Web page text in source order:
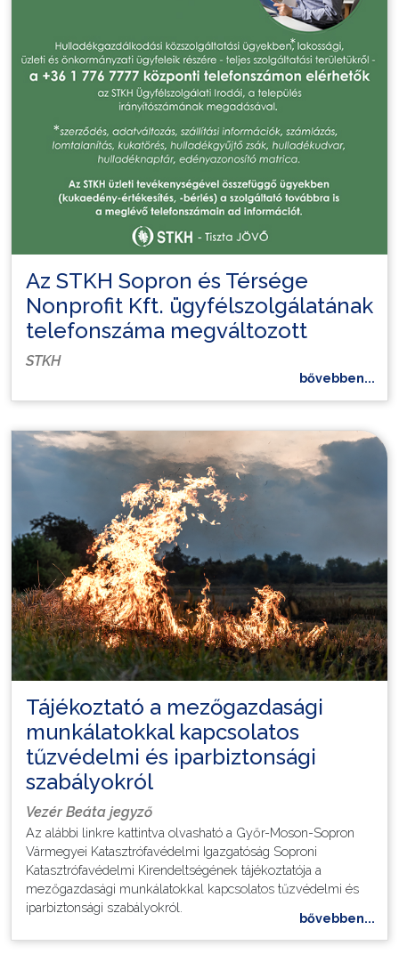
Az STKH Sopron és Térsége
Nonprofit Kft. ügyfélszolgálatának
telefonszáma megváltozott
STKH
bővebben...
Tájékoztató a mezőgazdasági
munkálatokkal kapcsolatos
tűzvédelmi és iparbiztonsági
szabályokról
Vezér Beáta jegyző
Az alábbi linkre kattintva olvasható a Győr-Moson-Sopron
Vármegyei Katasztrófavédelmi Igazgatóság Soproni
Katasztrófavédelmi Kirendeltségének tájékoztatója a
mezőgazdasági munkálatokkal kapcsolatos tűzvédelmi és
iparbiztonsági szabályokról.
Kérjük az érintetteket, hogy alaposan tanulmányozzák át a
bővebben...